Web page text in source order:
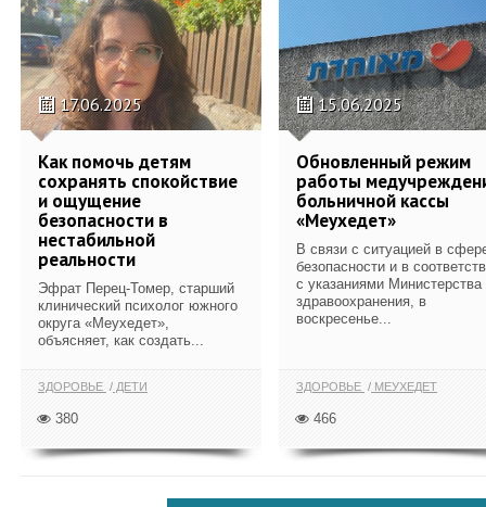
17.06.2025
Как помочь детям
сохранять спокойствие
и ощущение
безопасности в
нестабильной
реальности
Эфрат Перец-Томер, старший
клинический психолог южного
округа «Меухедет»,
объясняет, как создать...
ЗДОРОВЬЕ ДЕТИ
380
15.06.2025
Обновленный режим
работы
больничной кассы
«Меухедет»
В связи с ситуацией в
безопасности и в
с указаниями Министерства
здравоохранения, в
воскресенье...
ЗДОРОВЬЕ МЕУХЕДЕТ
466